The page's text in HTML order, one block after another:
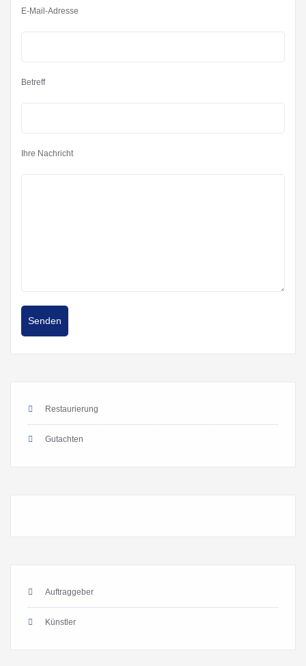
E-Mail-Adresse
Betreff
Ihre Nachricht
Restaurierung
Gutachten
Auftraggeber
Künstler